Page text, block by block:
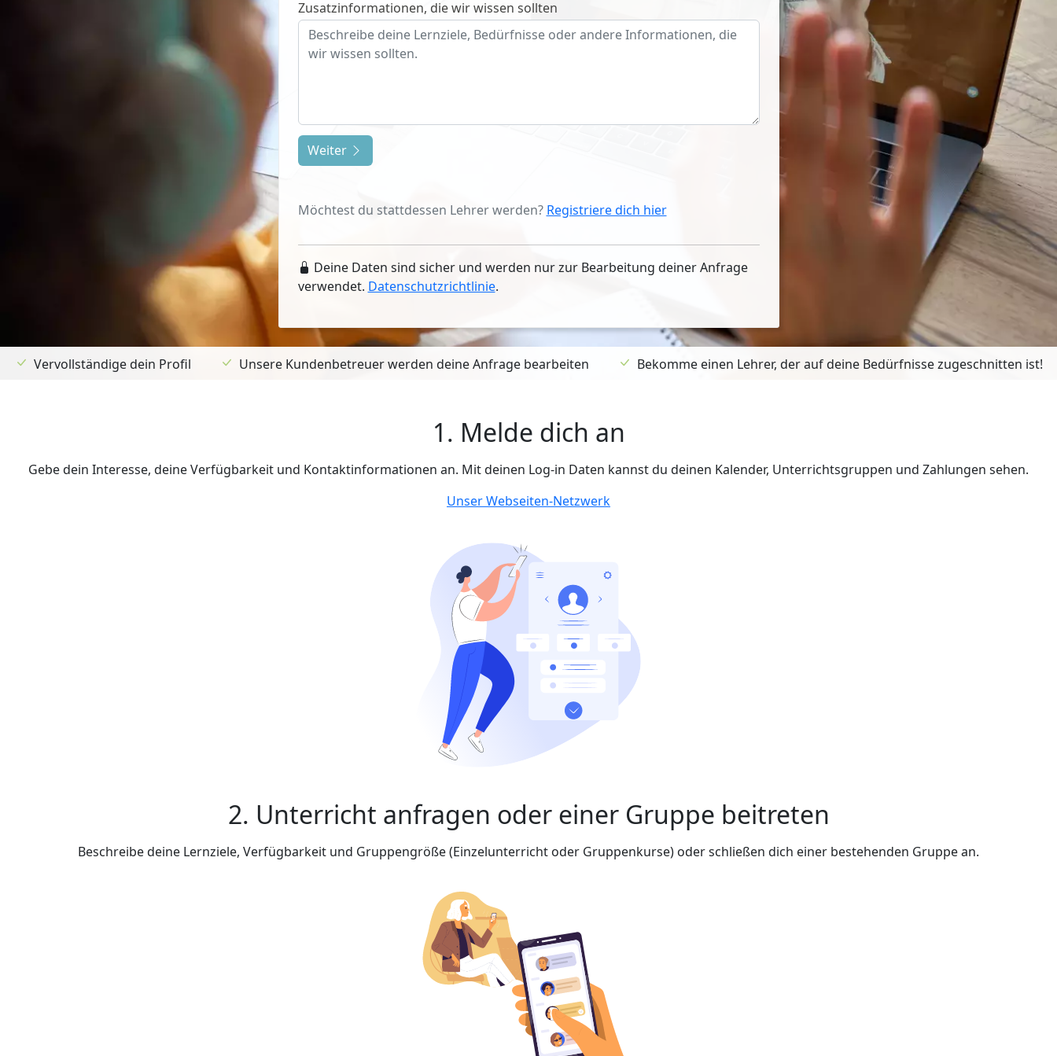
Zusatzinformationen, die wir wissen sollten
Weiter
Möchtest du stattdessen Lehrer werden? Registriere dich hier
Deine Daten sind sicher und werden nur zur Bearbeitung deiner Anfrage
verwendet. Datenschutzrichtlinie.
Vervollständige dein Profil Unsere Kundenbetreuer werden deine Anfrage bearbeiten Bekomme einen Lehrer, der auf deine Bedürfnisse zugeschnitten ist!
1. Melde dich an
Gebe dein Interesse, deine Verfügbarkeit und Kontaktinformationen an. Mit deinen Log-in Daten kannst du deinen Kalender, Unterrichtsgruppen und Zahlungen sehen.
Unser Webseiten-Netzwerk
2. Unterricht anfragen oder einer Gruppe beitreten
Beschreibe deine Lernziele, Verfügbarkeit und Gruppengröße (Einzelunterricht oder Gruppenkurse) oder schließen dich einer bestehenden Gruppe an.